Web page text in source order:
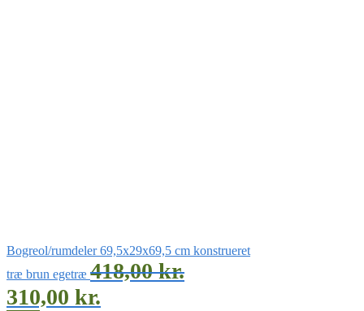
Bogreol/rumdeler 69,5x29x69,5 cm konstrueret
træ brun egetræ 418,00kr.
310,00 kr.